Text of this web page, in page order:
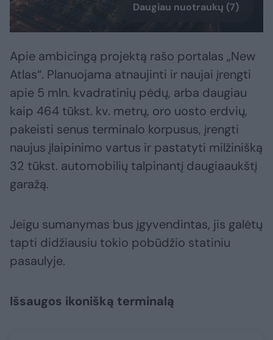
Daugiau nuotraukų (7)
Apie ambicingą projektą rašo portalas „New
Atlas“. Planuojama atnaujinti ir naujai įrengti
apie 5 mln. kvadratinių pėdų, arba daugiau
kaip 464 tūkst. kv. metrų, oro uosto erdvių,
pakeisti senus terminalo korpusus, įrengti
naujus įlaipinimo vartus ir pastatyti milžinišką
32 tūkst. automobilių talpinantį daugiaaukštį
garažą.
Jeigu sumanymas bus įgyvendintas, jis galėtų
tapti didžiausiu tokio pobūdžio statiniu
pasaulyje.
Išsaugos ikonišką terminalą